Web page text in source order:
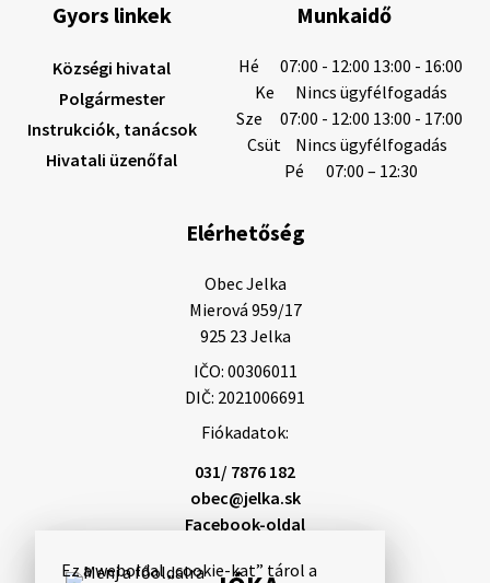
Ez a weboldal „cookie-kat” tárol a
Helyi közlemények: 2026.08.05.
Gyászhirdetés: 2026.08.05. 1/ Tisztelt Lakosság!
temetési szertartás 2026. augusztus …
5. augusztus 2026 12:59
Helyi közlemények: 2026.08.03.
Gyászhirdetések: 2026.08.3. 1/ Tisztelt Lakosság!
Mély fájdalommal tudatjuk Önökkel, hogy 84 éves
korában távozott az élők sorából Letusek János. A
temetési szertartás 2026. augusz…
Gyors linkek
Községi hivatal
Polgármester
Instrukciók, tanácsok
Hivatali üzenőfal
Munkaidő
Hé
07:00 - 12:00 13:00 - 16:00
Ke
Nincs ügyfélfogadás
Sze
07:00 - 12:00 13:00 - 17:00
Csüt
Nincs ügyfélfogadás
Pé
07:00 – 12:30
Elérhetőség
Obec Jelka
Mierová 959/17
925 23 Jelka
IČO: 00306011
DIČ: 2021006691
Fiókadatok:
031/ 7876 182
obec@jelka.sk
Facebook-oldal